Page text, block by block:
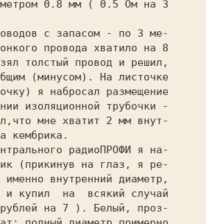
0.8 мм ( 0.5 Ом на 3
с запасом - по 3 ме-
провода хватило на 8
толстый провод и решил,
(минусом). На листочке
я набросал размещение
изоляционной трубочки -
мне хватит 2 мм внут-
кембрика.
радиоПРОФИ я на-
(прикинув на глаз, я ре-
внутренний диаметр,
купил  на  всякий случай
на 7
). Белый, проз-